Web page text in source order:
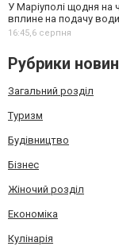
У Маріуполі щодня на
вплине на подачу води
16:45,6 серпня
Рубрики новин
Загальний розділ
Туризм
Будівництво
Бізнес
Жіночий розділ
Економіка
Кулінарія